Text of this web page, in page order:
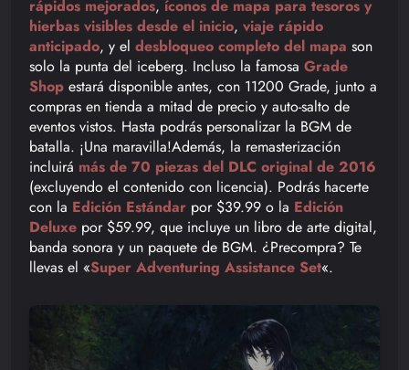
rápidos mejorados, íconos de mapa para tesoros y
hierbas visibles desde el inicio, viaje rápido
anticipado, y el desbloqueo completo del mapa son
solo la punta del iceberg. Incluso la famosa Grade
Shop estará disponible antes, con 11200 Grade, junto a
compras en tienda a mitad de precio y auto-salto de
eventos vistos. Hasta podrás personalizar la BGM de
batalla. ¡Una maravilla!Además, la remasterización
incluirá más de 70 piezas del DLC original de 2016
(excluyendo el contenido con licencia). Podrás hacerte
con la Edición Estándar por $39.99 o la Edición
Deluxe por $59.99, que incluye un libro de arte digital,
banda sonora y un paquete de BGM. ¿Precompra? Te
llevas el «Super Adventuring Assistance Set«.